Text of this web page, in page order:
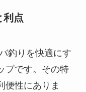
利点
釣りを快適にす
プです。その特
便性にありま